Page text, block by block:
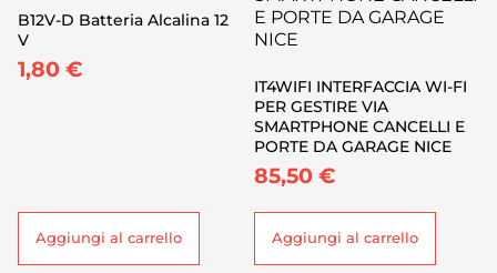
B12V-D Batteria Alcalina 12
V
1,80 €
Aggiungi al carrello
IT4WIFI INTERFACCIA WI-FI
PER GESTIRE VIA
SMARTPHONE CANCELLI E
PORTE DA GARAGE NICE
85,50 €
Aggiungi al carrello